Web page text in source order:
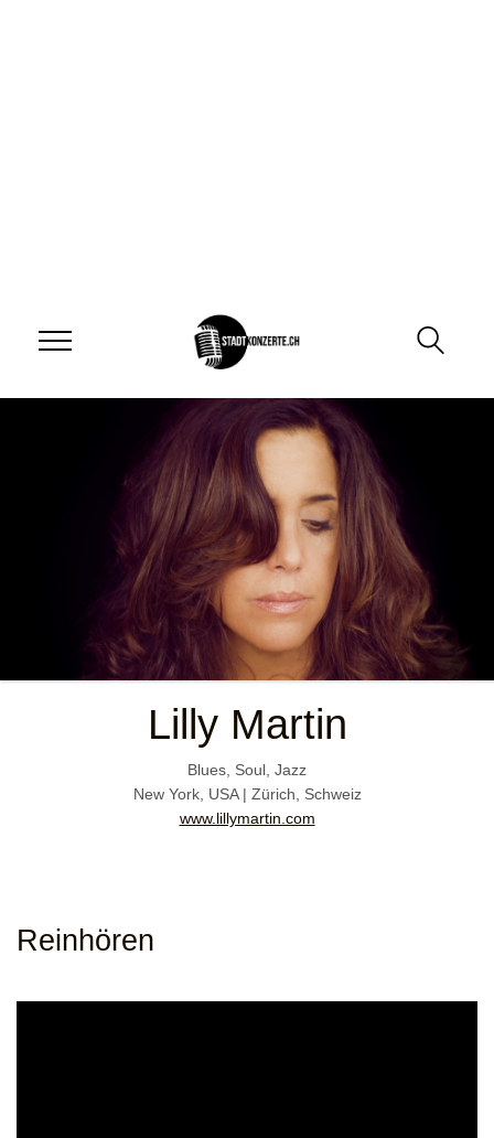
Lilly Martin
Blues, Soul, Jazz
New York, USA | Zürich, Schweiz
www.lillymartin.com
Reinhören